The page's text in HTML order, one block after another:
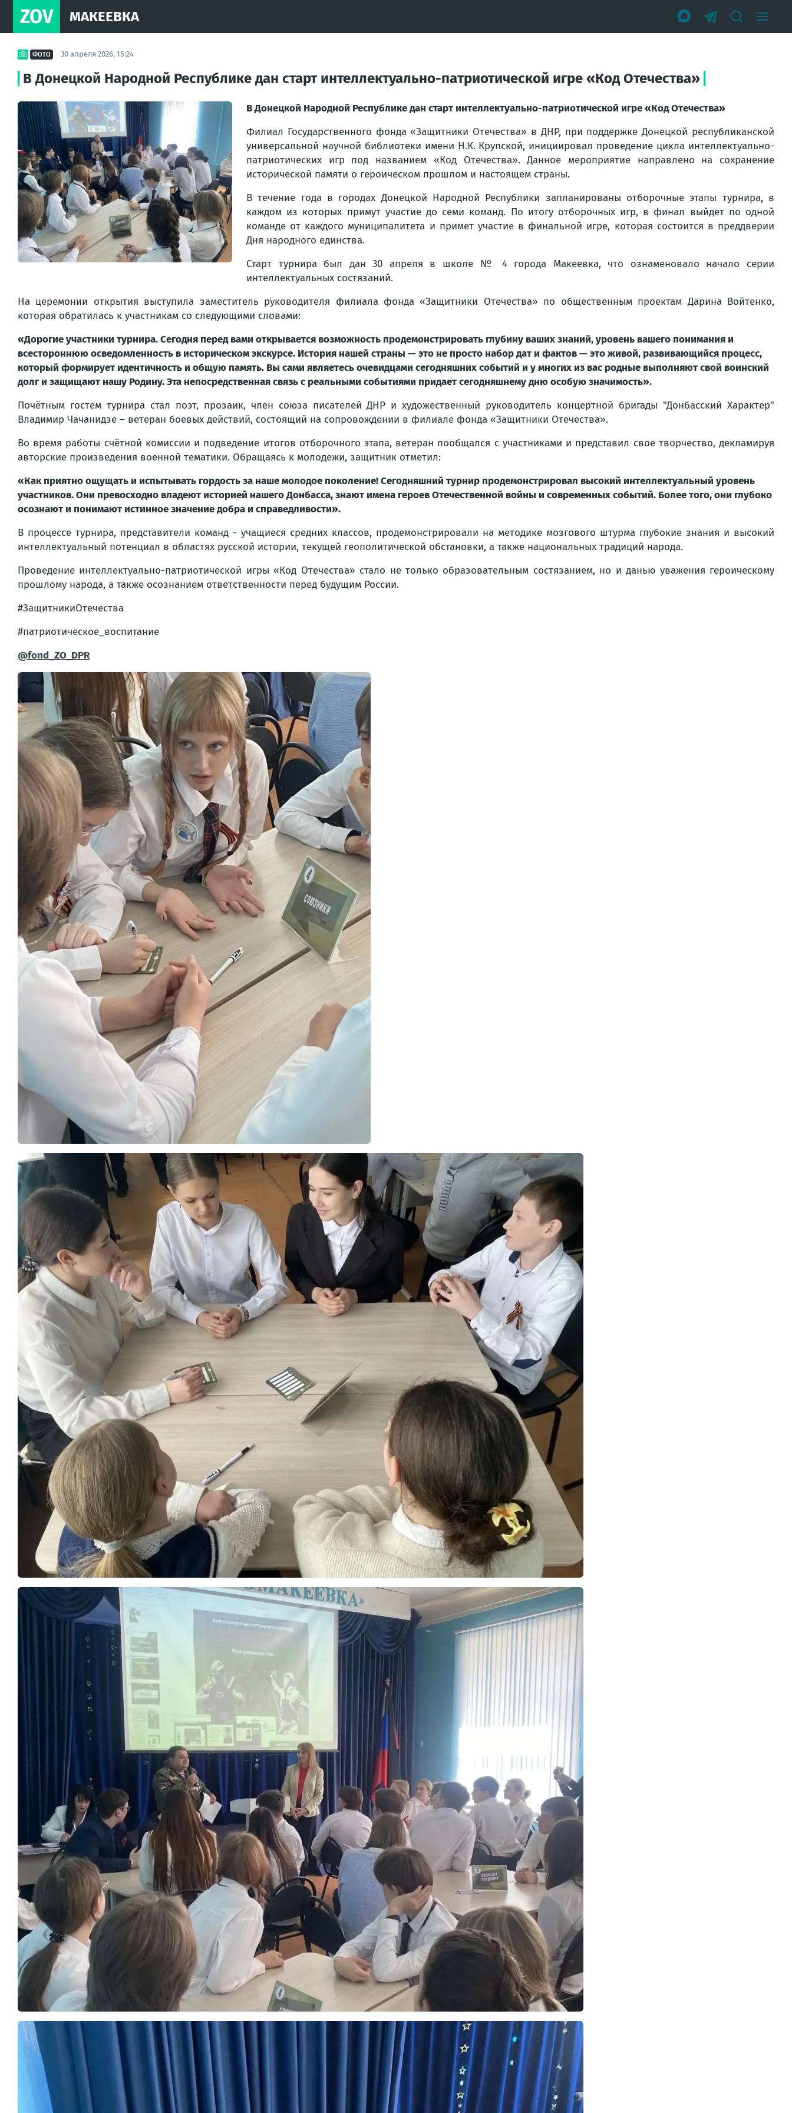
ZOV МАКЕЕВКА
ФОТО 30 апреля 2026, 15:24
В Донецкой Народной Республике дан старт интеллектуально-патриотической игре «Код Отечества»
В Донецкой Народной Республике дан старт интеллектуально-патриотической игре «Код Отечества»
Филиал Государственного фонда «Защитники Отечества» в ДНР, при поддержке Донецкой республиканской
универсальной научной библиотеки имени Н.К. Крупской, инициировал проведение цикла интеллектуально-
патриотических игр под названием «Код Отечества». Данное мероприятие направлено на сохранение
исторической памяти о героическом прошлом и настоящем страны.
В течение года в городах Донецкой Народной Республики запланированы отборочные этапы турнира, в
каждом из которых примут участие до семи команд. По итогу отборочных игр, в финал выйдет по одной
команде от каждого муниципалитета и примет участие в финальной игре, которая состоится в преддверии
Дня народного единства.
Старт турнира был дан 30 апреля в школе № 4 города Макеевка, что ознаменовало начало серии
интеллектуальных состязаний.
На церемонии открытия выступила заместитель руководителя филиала фонда «Защитники Отечества» по общественным проектам Дарина Войтенко,
которая обратилась к участникам со следующими словами:
«Дорогие участники турнира. Сегодня перед вами открывается возможность продемонстрировать глубину ваших знаний, уровень вашего понимания и
всестороннюю осведомленность в историческом экскурсе. История нашей страны — это не просто набор дат и фактов — это живой, развивающийся процесс,
который формирует идентичность и общую память. Вы сами являетесь очевидцами сегодняшних событий и у многих из вас родные выполняют свой воинский
долг и защищают нашу Родину. Эта непосредственная связь с реальными событиями придает сегодняшнему дню особую значимость».
Почётным гостем турнира стал поэт, прозаик, член союза писателей ДНР и художественный руководитель концертной бригады "Донбасский Характер"
Владимир Чачанидзе – ветеран боевых действий, состоящий на сопровождении в филиале фонда «Защитники Отечества».
Во время работы счётной комиссии и подведение итогов отборочного этапа, ветеран пообщался с участниками и представил свое творчество, декламируя
авторские произведения военной тематики. Обращаясь к молодежи, защитник отметил:
«Как приятно ощущать и испытывать гордость за наше молодое поколение! Сегодняшний турнир продемонстрировал высокий интеллектуальный уровень
участников. Они превосходно владеют историей нашего Донбасса, знают имена героев Отечественной войны и современных событий. Более того, они глубоко
осознают и понимают истинное значение добра и справедливости».
В процессе турнира, представители команд - учащиеся средних классов, продемонстрировали на методике мозгового штурма глубокие знания и высокий
интеллектуальный потенциал в областях русской истории, текущей геополитической обстановки, а также национальных традиций народа.
Проведение интеллектуально-патриотической игры «Код Отечества» стало не только образовательным состязанием, но и данью уважения героическому
прошлому народа, а также осознанием ответственности перед будущим России.
#ЗащитникиОтечества
#патриотическое_воспитание
@fond_ZO_DPR